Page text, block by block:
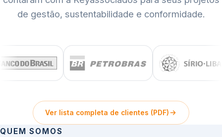
de gestão, sustentabilidade e conformidade.
Ver lista completa de clientes (PDF)
QUEM SOMOS